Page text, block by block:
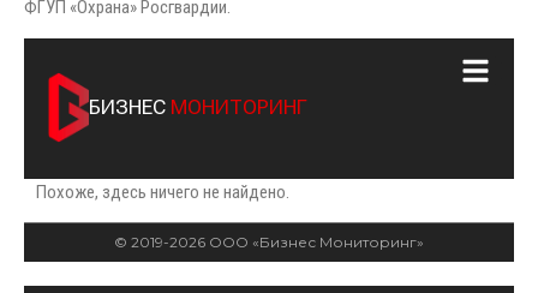
ФГУП «Охрана» Росгвардии.